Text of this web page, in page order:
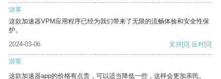
游客
这款加速器VPM应用程序已经为我们带来了无限的流畅体验和安全性保
护。
2024-03-06
支持[0] 反对[0]
游客
这款加速器app的价格有点贵，可以适当降低一些，这样会更加亲民。